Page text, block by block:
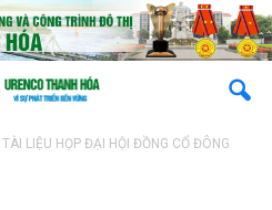
LIỆU HỌP ĐẠI HỘI ĐỒNG CỔ ĐÔNG